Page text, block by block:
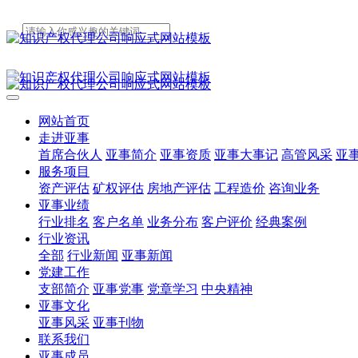
网站首页
走进亚事
首席合伙人 亚事简介 亚事资质 亚事大事记 高管风采 亚
服务项目
资产评估 矿权评估 房地产评估 工程造价 咨询业务
亚事业绩
行业排名 客户名单 业务分布 客户评价 经典案例
行业资讯
全部 行业新闻 亚事新闻
党建工作
支部简介 亚事党事 党章学习 中央精神
亚事文化
亚事风采 亚事刊物
联系我们